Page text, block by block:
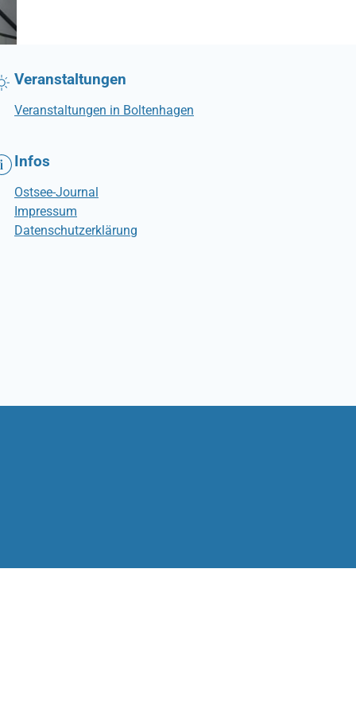
Veranstaltungen
Veranstaltungen in Boltenhagen
Infos
Ostsee-Journal
Impressum
Datenschutzerklärung